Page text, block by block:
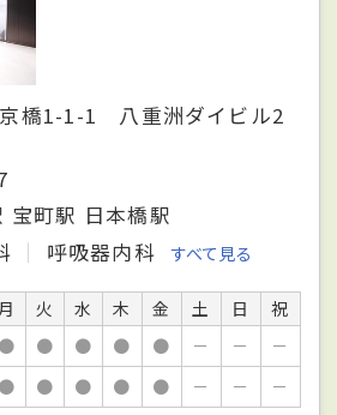
橋1-1-1 八重洲ダイビル2
宝町駅 日本橋駅
呼吸器内科 すべて見る
月 火 水 木 金 土 日
祝
● ● ● ● ● － －
－
● ● ● ● ● － －
－